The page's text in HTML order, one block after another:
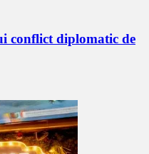
conflict diplomatic de